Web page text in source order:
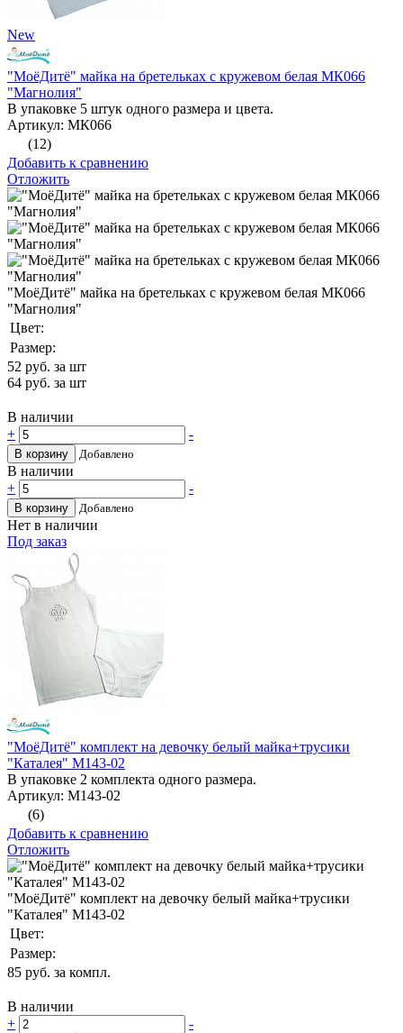
New
"МоёДитё" майка на бретельках с кружевом белая МК066
"Магнолия"
В упаковке 5 штук одного размера и цвета.
Артикул: МК066
(12)
Добавить к сравнению
Отложить
"МоёДитё" майка на бретельках с кружевом белая МК066
"Магнолия"
Цвет:
Размер:
52 руб. за шт
64 руб. за шт
В наличии
+
-
В корзину Добавлено
В наличии
+
-
В корзину Добавлено
Нет в наличии
Под заказ
"МоёДитё" комплект на девочку белый майка+трусики
"Каталея" М143-02
В упаковке 2 комплекта одного размера.
Артикул: М143-02
(6)
Добавить к сравнению
Отложить
"МоёДитё" комплект на девочку белый майка+трусики
"Каталея" М143-02
Цвет:
Размер:
85 руб. за компл.
В наличии
+
-